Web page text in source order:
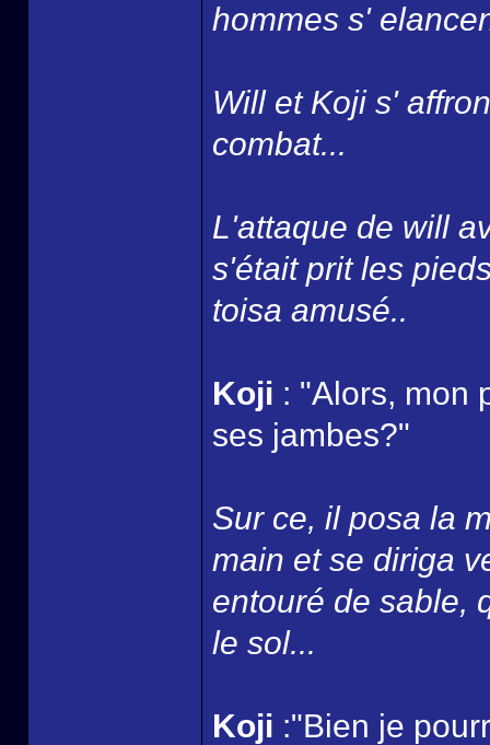
hommes s'
Will et Koji s'
combat...
L'attaque de will
s'était prit les
toisa amusé..
Koji : "Alors, mon
ses jambes?"
Sur ce, il posa la
main et se diriga
entouré de sable,
le sol...
Koji :"Bien je